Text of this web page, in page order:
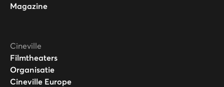
Magazine
Cineville
Filmtheaters
Organisatie
Cineville Europe